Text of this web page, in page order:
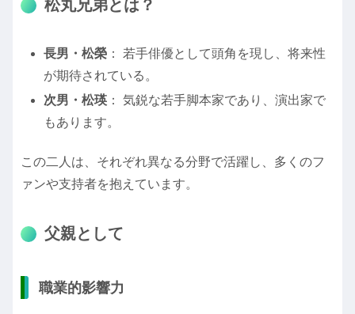
松丸兄弟とは？
長男・松榮 ： 若手俳優として頭角を現し、将来性
が期待されている。
次男・松瑛 ： 気鋭な若手脚本家であり、演出家で
もあります。
この二人は、それぞれ異なる分野で活躍し、多くのフ
ァンや支持者を抱えています。
父親として
職業的影響力